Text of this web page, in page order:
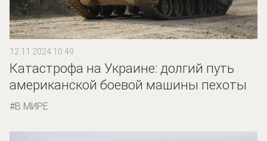
12.11.2024 10:49
Катастрофа на Украине: долгий путь
американской боевой машины пехоты
В МИРЕ